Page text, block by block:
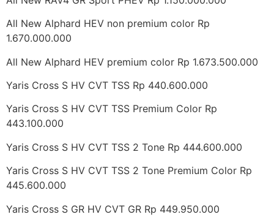
All New Alphard HEV non premium color Rp
1.670.000.000
All New Alphard HEV premium color Rp 1.673.500.000
Yaris Cross S HV CVT TSS Rp 440.600.000
Yaris Cross S HV CVT TSS Premium Color Rp
443.100.000
Yaris Cross S HV CVT TSS 2 Tone Rp 444.600.000
Yaris Cross S HV CVT TSS 2 Tone Premium Color Rp
445.600.000
Yaris Cross S GR HV CVT GR Rp 449.950.000